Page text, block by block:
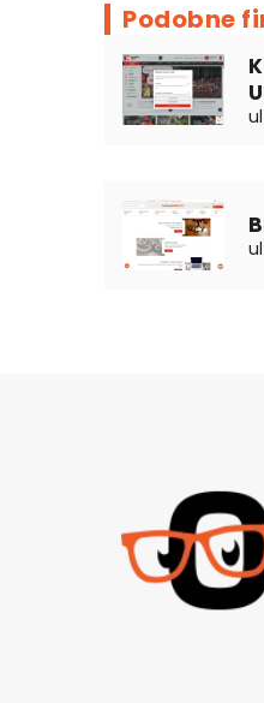
Podobne